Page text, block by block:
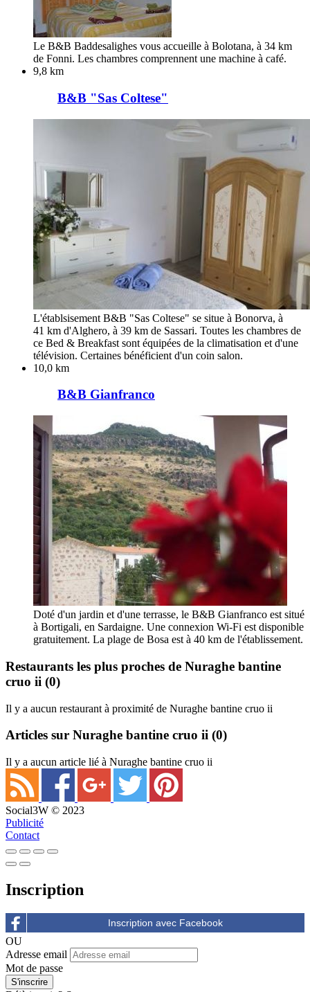
Le B&B Baddesalighes vous accueille à Bolotana, à 34 km
de Fonni. Les chambres comprennent une machine à café.
9,8 km
B&B "Sas Coltese"
L'établsisement B&B "Sas Coltese" se situe à Bonorva, à
41 km d'Alghero, à 39 km de Sassari. Toutes les chambres de
ce Bed & Breakfast sont équipées de la climatisation et d'une
télévision. Certaines bénéficient d'un coin salon.
10,0 km
B&B Gianfranco
Doté d'un jardin et d'une terrasse, le B&B Gianfranco est situé
à Bortigali, en Sardaigne. Une connexion Wi-Fi est disponible
gratuitement. La plage de Bosa est à 40 km de l'établissement.
Restaurants les plus proches de Nuraghe bantine
cruo ii (0)
Il y a aucun restaurant à proximité de Nuraghe bantine cruo ii
Articles sur Nuraghe bantine cruo ii (0)
Il y a aucun article lié à Nuraghe bantine cruo ii
Social3W © 2023
Publicité
Contact
Inscription
OU
Adresse email
Mot de passe